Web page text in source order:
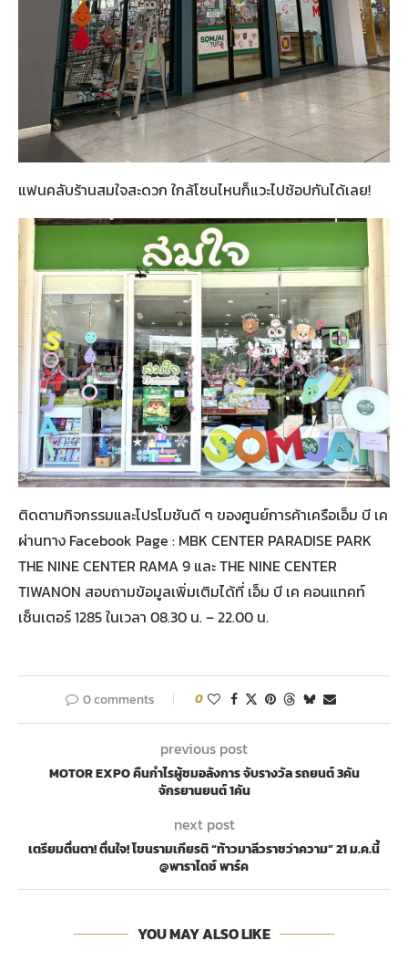
แฟนคลับร้านสมใจสะดวก ใกล้โซนไหนก็แวะไปช้อปกันได้เลย!
ติดตามกิจกรรมและโปรโมชันดี ๆ ของศูนย์การค้าเครือเอ็ม บี เค
ผ่านทาง Facebook Page : MBK CENTER PARADISE PARK
THE NINE CENTER RAMA 9 และ THE NINE CENTER
TIWANON สอบถามข้อมูลเพิ่มเติมได้ที่ เอ็ม บี เค คอนแทคท์
เซ็นเตอร์ 1285 ในเวลา 08.30 น. – 22.00 น.
0 comments 0
previous post
MOTOR EXPO คืนกำไรผู้ชมอลังการ จับรางวัล รถยนต์ 3คัน
จักรยานยนต์ 1คัน
next post
เตรียมตื่นตา! ตื่นใจ! โขนรามเกียรติ “ท้าวมาลีวราชว่าความ” 21 ม.ค.นี้
@พาราไดซ์ พาร์ค
YOU MAY ALSO LIKE